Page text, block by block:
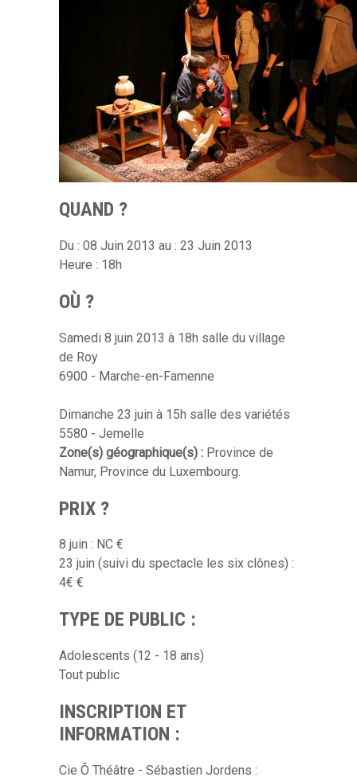
QUAND ?
Du : 08 Juin 2013 au : 23 Juin 2013
Heure : 18h
OÙ ?
Samedi 8 juin 2013 à 18h salle du village
de Roy
6900 - Marche-en-Famenne
Dimanche 23 juin à 15h salle des variétés
5580 - Jemelle
Zone(s) géographique(s) : Province de
Namur, Province du Luxembourg.
PRIX ?
8 juin : NC €
23 juin (suivi du spectacle les six clônes) :
4€ €
TYPE DE PUBLIC :
Adolescents (12 - 18 ans)
Tout public
INSCRIPTION ET
INFORMATION :
Cie Ô Théâtre - Sébastien Jordens :